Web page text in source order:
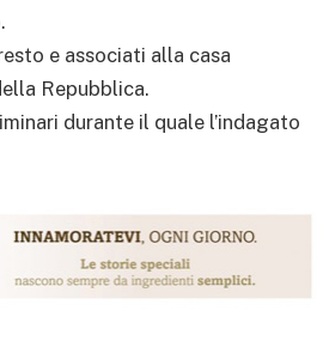
e associati alla casa
Repubblica.
durante il quale l’indagato